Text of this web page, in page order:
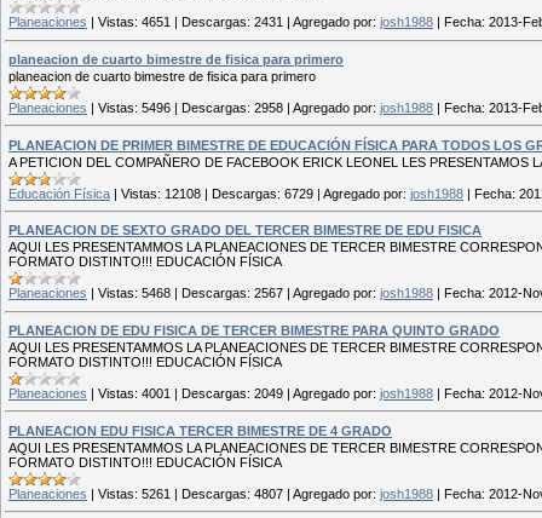
Planeaciones Vistas: 4651 Descargas: 2431 Agregado por: josh1988 Fecha: 2013-
planeacion de cuarto bimestre de fisica para primero
planeacion de cuarto bimestre de fisica para primero
Planeaciones | Vistas: 5496 | Descargas: 2958 | Agregado por: josh1988 | Fecha: 2013-
PLANEACION DE PRIMER BIMESTRE DE EDUCACIÓN FÍSICA PARA TODOS LOS
A PETICION DEL COMPAÑERO DE FACEBOOK ERICK LEONEL LES
Educación Física | Vistas: 12108 | Descargas: 6729 | Agregado por: josh1988 | Fecha:
PLANEACION DE SEXTO GRADO DEL TERCER BIMESTRE DE EDU FISICA
AQUI LES PRESENTAMMOS LA PLANEACIONES DE TERCER BIMESTRE
FORMATO DISTINTO!!! EDUCACIÓN FÍSICA
Planeaciones | Vistas: 5468 | Descargas: 2567 | Agregado por: josh1988 | Fecha: 2012-
PLANEACION DE EDU FISICA DE TERCER BIMESTRE PARA QUINTO GRADO
AQUI LES PRESENTAMMOS LA PLANEACIONES DE TERCER BIMESTRE
FORMATO DISTINTO!!! EDUCACIÓN FÍSICA
Planeaciones | Vistas: 4001 | Descargas: 2049 | Agregado por: josh1988 | Fecha: 2012-
PLANEACION EDU FISICA TERCER BIMESTRE DE 4 GRADO
AQUI LES PRESENTAMMOS LA PLANEACIONES DE TERCER BIMESTRE
FORMATO DISTINTO!!! EDUCACIÓN FÍSICA
Planeaciones | Vistas: 5261 | Descargas: 4807 | Agregado por: josh1988 | Fecha: 2012-